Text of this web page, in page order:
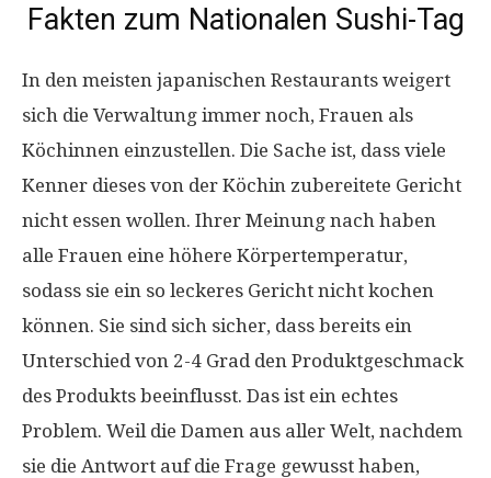
Fakten zum Nationalen Sushi-Tag
In den meisten japanischen Restaurants weigert
sich die Verwaltung immer noch, Frauen als
Köchinnen einzustellen. Die Sache ist, dass viele
Kenner dieses von der Köchin zubereitete Gericht
nicht essen wollen. Ihrer Meinung nach haben
alle Frauen eine höhere Körpertemperatur,
sodass sie ein so leckeres Gericht nicht kochen
können. Sie sind sich sicher, dass bereits ein
Unterschied von 2-4 Grad den Produktgeschmack
des Produkts beeinflusst. Das ist ein echtes
Problem. Weil die Damen aus aller Welt, nachdem
sie die Antwort auf die Frage gewusst haben,